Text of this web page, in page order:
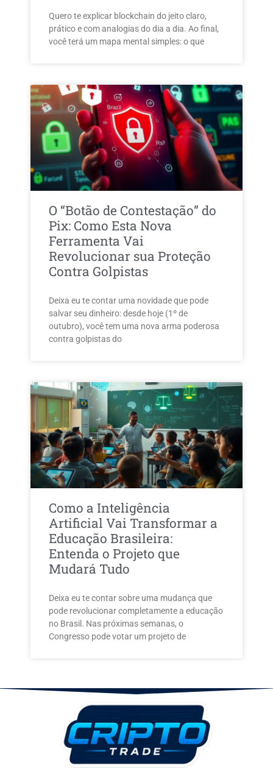
Quero te explicar blockchain do jeito claro,
prático e com analogias do dia a dia. Ao final,
você terá um mapa mental simples: o que
O “Botão de Contestação” do
Pix: Como Esta Nova
Ferramenta Vai
Revolucionar sua Proteção
Contra Golpistas
Deixa eu te contar uma novidade que pode
salvar seu dinheiro: desde hoje (1º de
outubro), você tem uma nova arma poderosa
contra golpistas do
Como a Inteligência
Artificial Vai Transformar a
Educação Brasileira:
Entenda o Projeto que
Mudará Tudo
Deixa eu te contar sobre uma mudança que
pode revolucionar completamente a educação
no Brasil. Nas próximas semanas, o
Congresso pode votar um projeto de